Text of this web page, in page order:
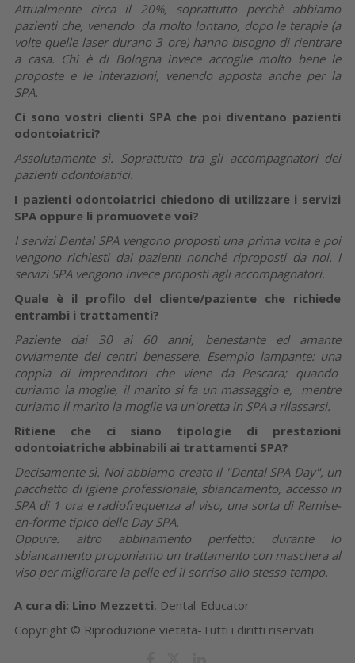
Attualmente circa il 20%, soprattutto perchè abbiamo
pazienti che, venendo da molto lontano, dopo le terapie (a
volte quelle laser durano 3 ore) hanno bisogno di rientrare
a casa. Chi è di Bologna invece accoglie molto bene le
proposte e le interazioni, venendo apposta anche per la
SPA.
Ci sono vostri clienti SPA che poi diventano pazienti
odontoiatrici?
Assolutamente sì. Soprattutto tra gli accompagnatori dei
pazienti odontoiatrici.
I pazienti odontoiatrici chiedono di utilizzare i servizi
SPA oppure li promuovete voi?
I servizi Dental SPA vengono proposti una prima volta e poi
vengono richiesti dai pazienti nonché riproposti da noi. I
servizi SPA vengono invece proposti agli accompagnatori.
Quale è il profilo del cliente/paziente che richiede
entrambi i trattamenti?
Paziente dai 30 ai 60 anni, benestante ed amante
ovviamente dei centri benessere. Esempio lampante: una
coppia di imprenditori che viene da Pescara; quando
curiamo la moglie, il marito si fa un massaggio e, mentre
curiamo il marito la moglie va un'oretta in SPA a rilassarsi.
Ritiene che ci siano tipologie di prestazioni
odontoiatriche abbinabili ai trattamenti SPA?
Decisamente sì. Noi abbiamo creato il "Dental SPA Day", un
pacchetto di igiene professionale, sbiancamento, accesso in
SPA di 1 ora e radiofrequenza al viso, una sorta di Remise-
en-forme tipico delle Day SPA.
Oppure. altro abbinamento perfetto: durante lo
sbiancamento proponiamo un trattamento con maschera al
viso per migliorare la pelle ed il sorriso allo stesso tempo.
A cura di: Lino Mezzetti, Dental-Educator
Copyright © Riproduzione vietata-Tutti i diritti riservati